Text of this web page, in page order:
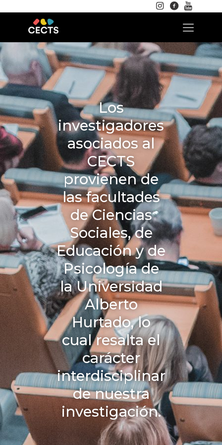
Los
investigadores
asociados al
CECTS
provienen de
las facultades
de Ciencias
Sociales, de
Educación y de
Psicología de
la Universidad
Alberto
Hurtado, lo
cual resalta el
carácter
interdisciplinar
de nuestra
investigación.